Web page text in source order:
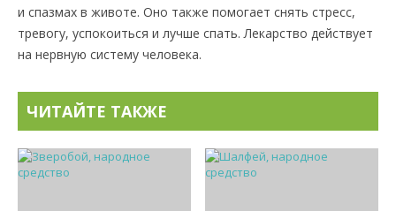
и спазмах в животе. Оно также помогает снять стресс,
тревогу, успокоиться и лучше спать. Лекарство действует
на нервную систему человека.
ЧИТАЙТЕ ТАКЖЕ